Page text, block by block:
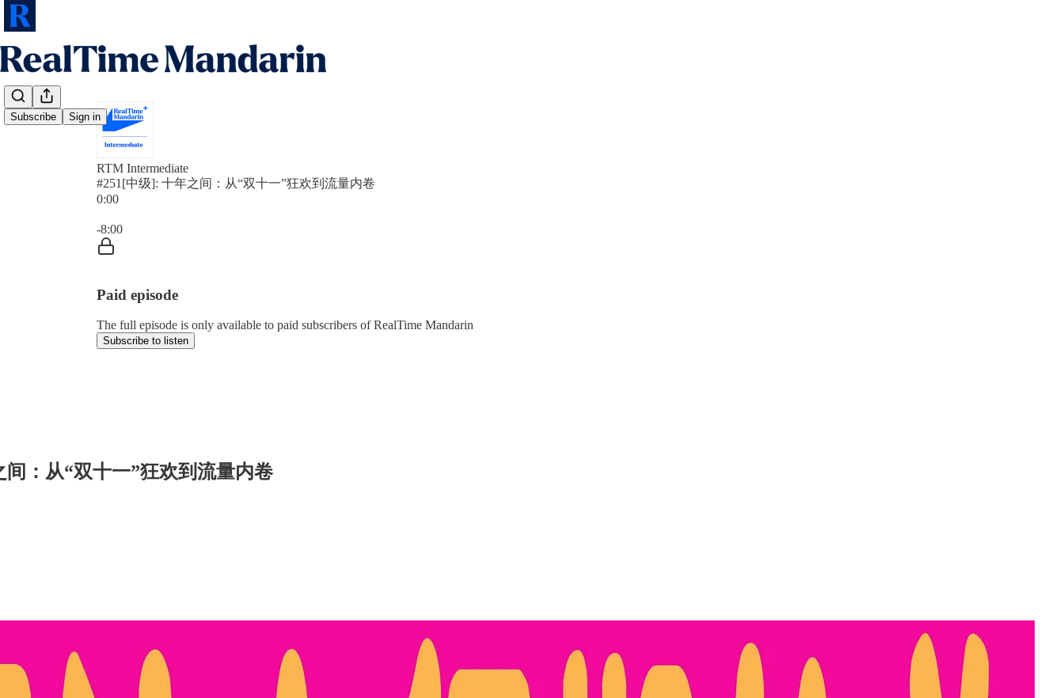
Subscribe Sign in
RTM Intermediate
#251[中级]: 十年之间：从“双十一”狂欢到流量内卷
0:00
-8:00
Paid episode
The full episode is only available to paid subscribers of RealTime Mandarin
Subscribe to listen
间：从“双十一”狂欢到流量内卷